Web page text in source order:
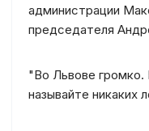
администрации
председателя
"Во Львове
называйте никаких